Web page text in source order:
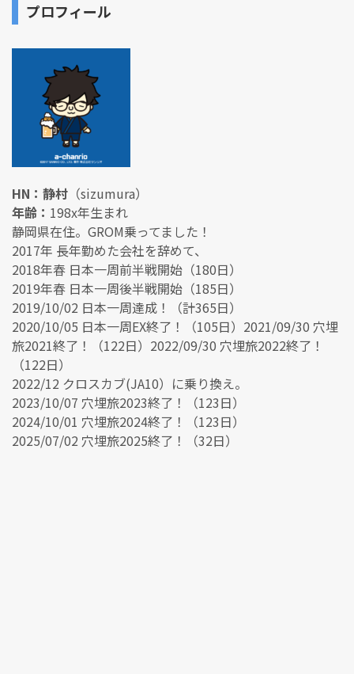
プロフィール
HN：静村 （sizumura）
年齢： 198x年生まれ
静岡県在住。GROM乗ってました！
2017年 長年勤めた会社を辞めて、
2018年春 日本一周前半戦開始（180日）
2019年春 日本一周後半戦開始（185日）
2019/10/02 日本一周達成！（計365日）
2020/10/05 日本一周EX終了！（105日）2021/09/30 穴埋
旅2021終了！（122日）2022/09/30 穴埋旅2022終了！
（122日）
2022/12 クロスカブ(JA10）に乗り換え。
2023/10/07 穴埋旅2023終了！（123日）
2024/10/01 穴埋旅2024終了！（123日）
2025/07/02 穴埋旅2025終了！（32日）